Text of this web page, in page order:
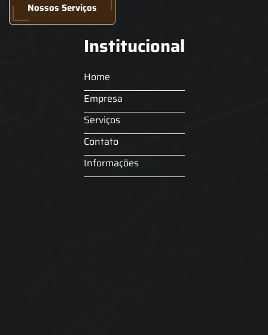
Nossos Serviços
Institucional
Home
Empresa
Serviços
Contato
Informações